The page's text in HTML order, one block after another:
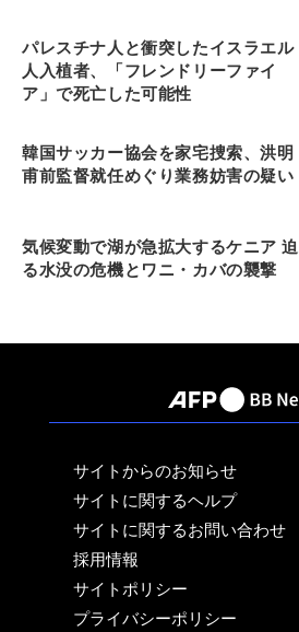
パレスチナ人と衝突したイスラエル
人入植者、「フレンドリーファイ
ア」で死亡した可能性
韓国サッカー協会を家宅捜索、洪明
甫前監督就任めぐり業務妨害の疑い
気候変動で湖が急拡大するケニア 迫
る水没の危機とワニ・カバの襲撃
サイトからのお知らせ
サイトに関するヘルプ
サイトに関するお問い合わせ
採用情報
サイトポリシー
プライバシーポリシー